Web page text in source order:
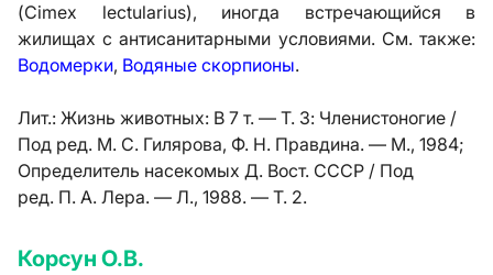
(Cimex lectularius), иногда встречающийся в
жилищах с антисанитарными условиями. См. также:
Водомерки, Водяные скорпионы.
Лит.: Жизнь животных: В 7 т. — Т. 3: Членистоногие /
Под ред. М. С. Гилярова, Ф. Н. Правдина. — М., 1984;
Определитель насекомых Д. Вост. СССР / Под
ред. П. А. Лера. — Л., 1988. — Т. 2.
Корсун О.В.